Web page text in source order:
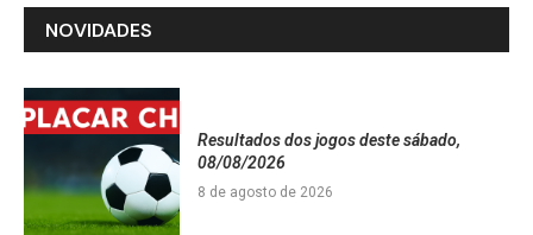
NOVIDADES
Resultados dos jogos deste sábado,
08/08/2026
8 de agosto de 2026